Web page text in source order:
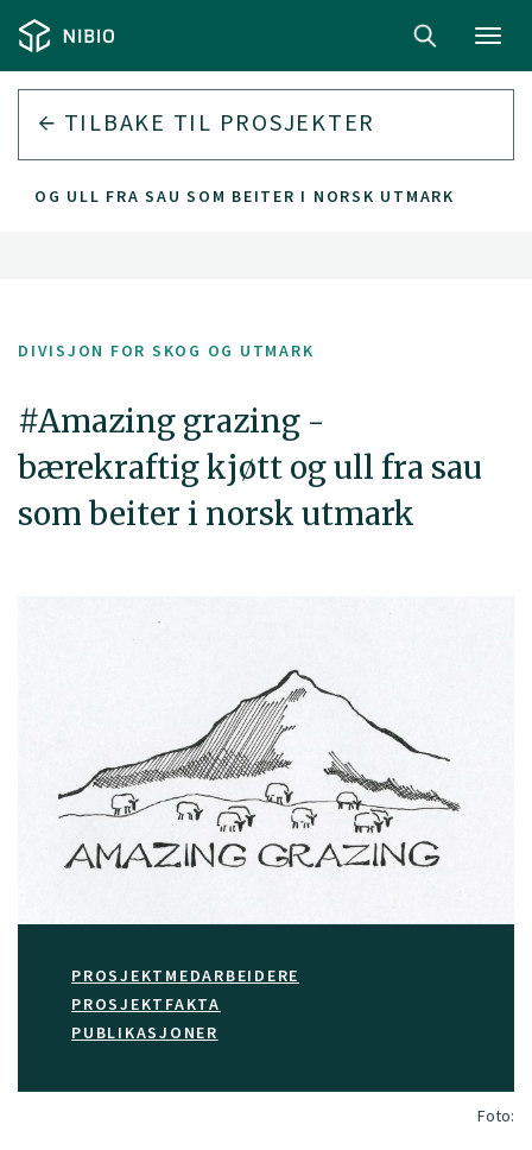
TILBAKE TIL PROSJEKTER
OG ULL FRA SAU SOM BEITER I NORSK UTMARK
DIVISJON FOR SKOG OG UTMARK
#Amazing grazing -
bærekraftig kjøtt og ull fra sau
som beiter i norsk utmark
PROSJEKTMEDARBEIDERE
PROSJEKTFAKTA
PUBLIKASJONER
Foto: